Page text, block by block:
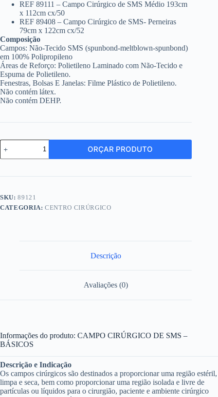
REF 89111 – Campo Cirúrgico de SMS Médio 193cm
x 112cm cx/50
REF 89408 – Campo Cirúrgico de SMS- Perneiras
79cm x 122cm cx/52
Composição
Campos: Não-Tecido SMS (spunbond-meltblown-spunbond)
em 100% Polipropileno
Áreas de Reforço: Polietileno Laminado com Não-Tecido e
Espuma de Polietileno.
Fenestras, Bolsas E Janelas: Filme Plástico de Polietileno.
Não contém látex.
Não contém DEHP.
CAMPO
CIRÚRGICO
DE
-
ORÇAR PRODUTO
SKU:89121
CATEGORIA:CENTRO CIRÚRGICO
Descrição
Avaliações (0)
Informações do produto: CAMPO CIRÚRGICO DE SMS –
BÁSICOS
Descrição e Indicação
Os campos cirúrgicos são destinados a proporcionar uma região estéril,
limpa e seca, bem como proporcionar uma região isolada e livre de
partículas ou líquidos para o cirurgião, paciente e ambiente cirúrgico